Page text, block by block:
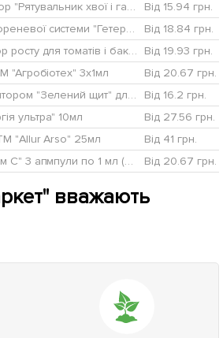
Інсекто-фунго-стимулятор "Рятувальник хвої і газону" ТМ "Белреахім" 15мл
Від 15.94 грн.
Стимулятор розвитку кореневої системи "Гетероауксин" 5г
Від 18.84 грн.
Біофунгіцид + стимулятор росту для томатів і баклажанів "Корбіон" ТМ "Белагро" 10г
Від 19.93 грн.
"Агробіотех" 3x1мл
Від 20.67 грн.
Інсектицид з біостимулятором "Зелений щит" для коренеплодів ТМ "Агромакс" 12мл + 3 мл
Від 16.2 грн.
ультра" 10мл
Від 27.56 грн.
"Allur Arso" 25мл
Від 41 грн.
Регулятор росту "Емістим С" 3 апмпули по 1 мл (3 мл)
Від 20.67 грн.
вважають